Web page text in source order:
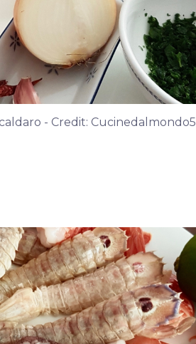
- Credit: Cucinedalmondo5